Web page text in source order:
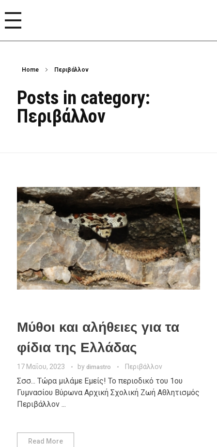
Home Περιβάλλον
Posts in category:
Περιβάλλον
Μύθοι και αλήθειες για τα
φίδια της Ελλάδας
17 Μαΐου, 2023 by dimastro Περιβάλλον
Σσσ... Τώρα μιλάμε Εμείς! Το περιοδικό του 1ου
Γυμνασίου Βύρωνα Αρχική Σχολική Ζωή Αθλητισμός
Περιβάλλον ...
Read More